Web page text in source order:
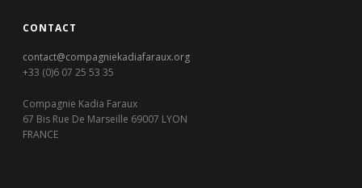
CONTACT
contact@compagniekadiafaraux.org
+33 (0)6 07 25 53 35
Compagnie Kadia Faraux
67 Bis Rue De Marseille 69007 LYON
FRANCE